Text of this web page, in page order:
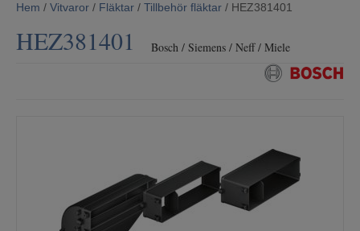
Hushållsapparater
Ljud & Bild
Mina sidor
Hem / Vitvaror / Fläktar / Tillbehör fläktar / HEZ381401
HEZ381401 Bosch / Siemens / Neff / Miele